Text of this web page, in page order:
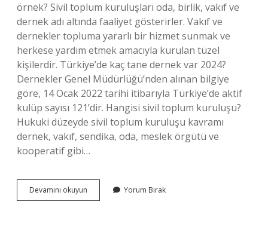
örnek? Sivil toplum kuruluşları oda, birlik, vakıf ve
dernek adı altında faaliyet gösterirler. Vakıf ve
dernekler topluma yararlı bir hizmet sunmak ve
herkese yardım etmek amacıyla kurulan tüzel
kişilerdir. Türkiye’de kaç tane dernek var 2024?
Dernekler Genel Müdürlüğü’nden alınan bilgiye
göre, 14 Ocak 2022 tarihi itibarıyla Türkiye’de aktif
kulüp sayısı 121’dir. Hangisi sivil toplum kuruluşu?
Hukuki düzeyde sivil toplum kuruluşu kavramı
dernek, vakıf, sendika, oda, meslek örgütü ve
kooperatif gibi…
Devamını okuyun
Tane
Yorum Bırak